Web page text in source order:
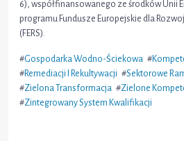
6), współfinansowanego ze środków Unii
programu Fundusze Europejskie dla
(FERS).
#Gospodarka Wodno-Ściekowa #
#Remediacji I Rekultywacji #Sektorowe
#Zielona Transformacja #Zielone
#Zintegrowany System Kwalifikacji